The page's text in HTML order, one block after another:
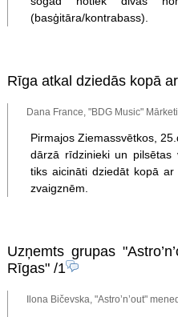
(basģitāra/kontrabass).
Rīga atkal dziedās kopā
Dana France, "BDG Music"
Pirmajos Ziemassvētkos,
dārzā rīdzinieki un
tiks aicināti dziedāt kopā
zvaigznēm.
Uzņemts grupas
Rīgas"/1
Ilona Bičevska, "Astro’n’out"